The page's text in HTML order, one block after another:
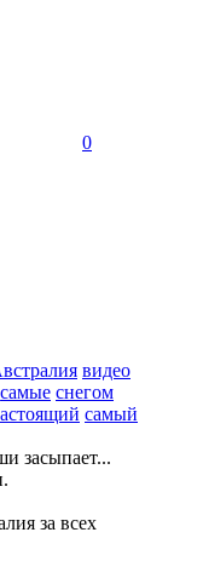
0
видео
самые снегом
самый
засыпает...
за всех